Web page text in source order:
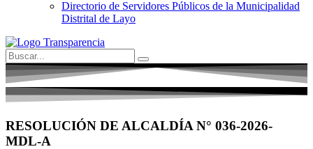
Directorio de Servidores Públicos de la Municipalidad
Distrital de Layo
RESOLUCIÓN DE ALCALDÍA N° 036-2026-
MDL-A